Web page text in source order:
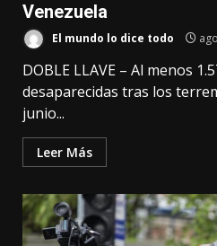
Venezuela
El mundo lo dice todo
DOBLE LLAVE – Al menos
desaparecidas tras los
junio...
Leer Más